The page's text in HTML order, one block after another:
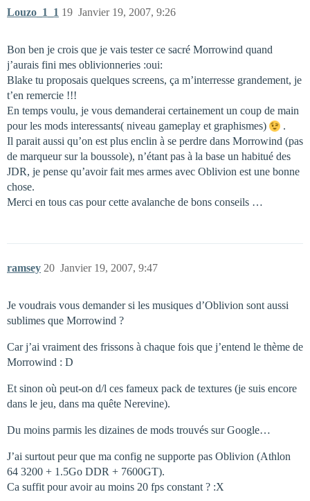
Louzo_1_1 Janvier 19, 2007, 9:26
19
Bon ben je crois que je vais tester ce sacré Morrowind quand
j’aurais fini mes oblivionneries :oui:
Blake tu proposais quelques screens, ça m’interresse grandement, je
t’en remercie !!!
En temps voulu, je vous demanderai certainement un coup de main
pour les mods interessants( niveau gameplay et graphismes)
.
Il parait aussi qu’on est plus enclin à se perdre dans Morrowind (pas
de marqueur sur la boussole), n’étant pas à la base un habitué des
JDR, je pense qu’avoir fait mes armes avec Oblivion est une bonne
chose.
Merci en tous cas pour cette avalanche de bons conseils …
ramsey Janvier 19, 2007, 9:47
20
Je voudrais vous demander si les musiques d’Oblivion sont aussi
sublimes que Morrowind ?
Car j’ai vraiment des frissons à chaque fois que j’entend le thème de
Morrowind : D
Et sinon où peut-on d/l ces fameux pack de textures (je suis encore
dans le jeu, dans ma quête Nerevine).
Du moins parmis les dizaines de mods trouvés sur Google…
J’ai surtout peur que ma config ne supporte pas Oblivion (Athlon
64 3200 + 1.5Go DDR + 7600GT).
Ca suffit pour avoir au moins 20 fps constant ? :X